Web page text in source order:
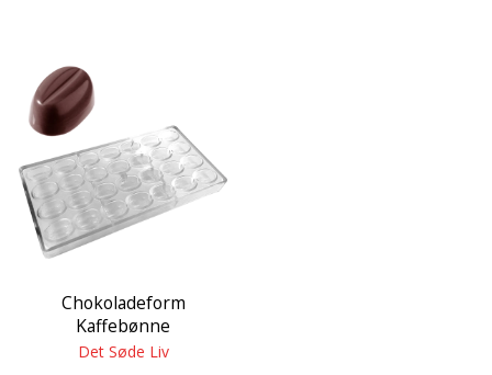
Chokoladeform
Kaffebønne
Det Søde Liv